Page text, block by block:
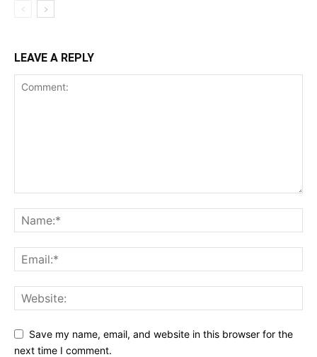
LEAVE A REPLY
Save my name, email, and website in this browser for the
next time I comment.